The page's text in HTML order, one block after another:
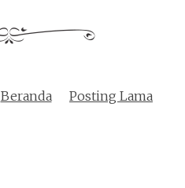
Posting Lama
Beranda